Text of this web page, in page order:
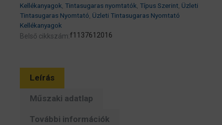
Pro
EM-
C8100/C8101RDWF
Kellékanyagok Tintasugaras nyomtatók Típus Szerint Üzleti
Tintasugaras Nyomtató Üzleti Tintasugaras Nyomtató
Kellékanyagok
Belső cikkszám:f1137612016
Leírás
Műszaki adatlap
További információk